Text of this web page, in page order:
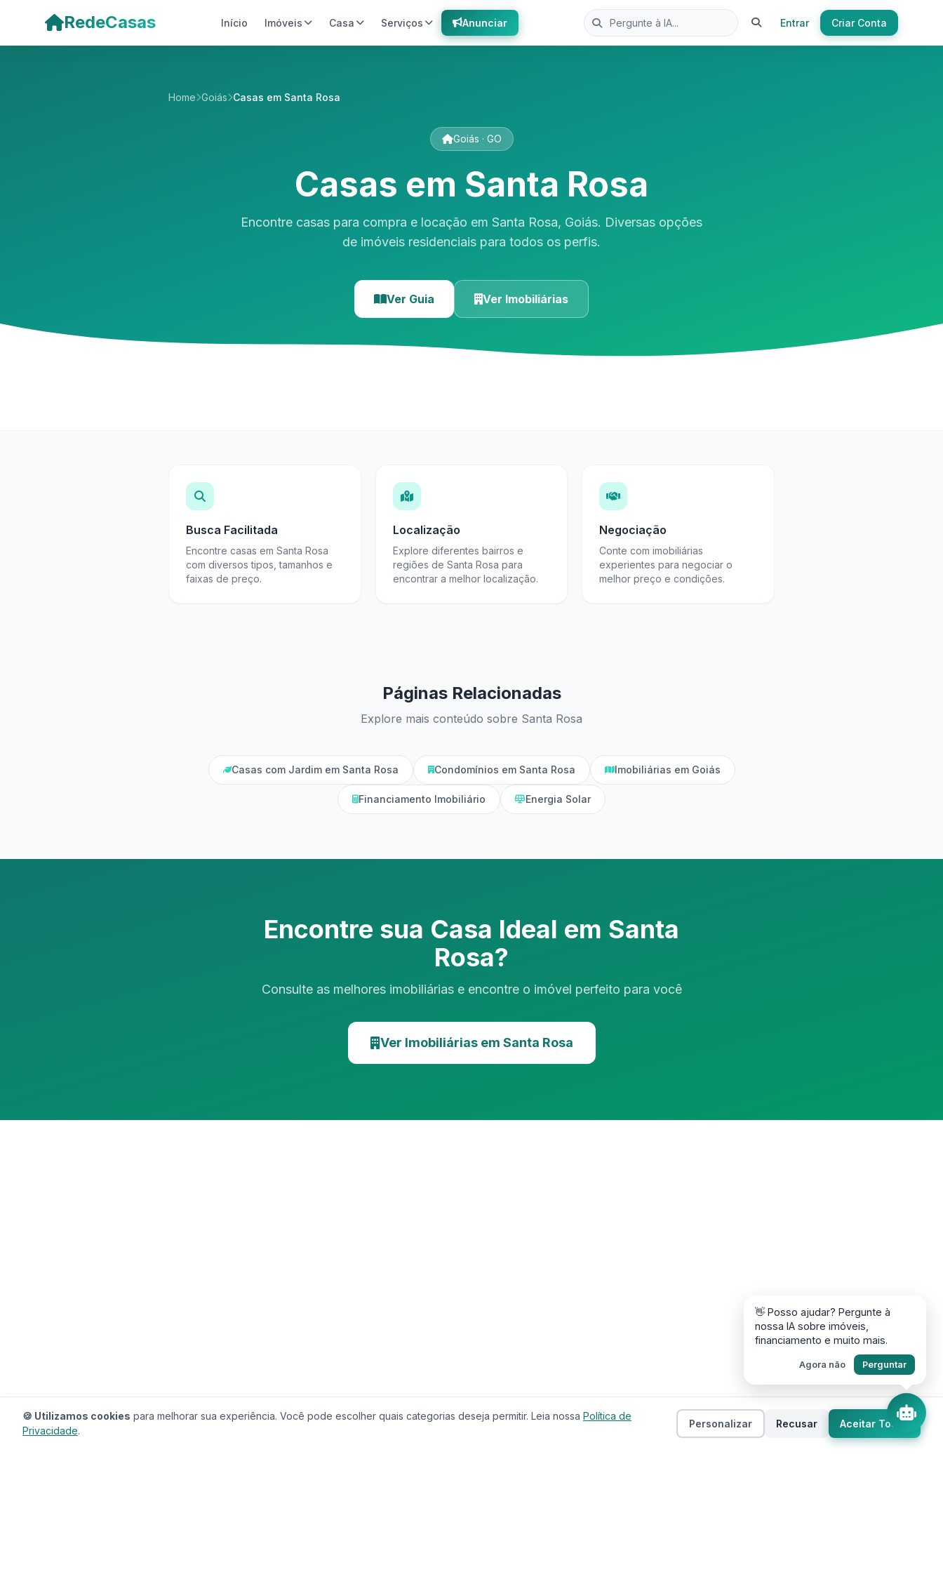
RedeCasas Início Imóveis Casa Serviços Anunciar Entrar Criar Conta
Home Goiás Casas em Santa Rosa
Goiás · GO
Casas em Santa Rosa
Encontre casas para compra e locação em Santa Rosa, Goiás. Diversas opções
de imóveis residenciais para todos os perfis.
Ver Guia Ver Imobiliárias
Busca Facilitada
Encontre casas em Santa Rosa
com diversos tipos, tamanhos e
faixas de preço.
Localização
Explore diferentes bairros e
regiões de Santa Rosa para
encontrar a melhor localização.
Negociação
Conte com imobiliárias
experientes para negociar o
melhor preço e condições.
Páginas Relacionadas
Explore mais conteúdo sobre Santa Rosa
Casas com Jardim em Santa Rosa Condomínios em Santa Rosa Imobiliárias em Goiás
Financiamento Imobiliário Energia Solar
Encontre sua Casa Ideal em Santa
Rosa?
Consulte as melhores imobiliárias e encontre o imóvel perfeito para você
Ver Imobiliárias em Santa Rosa
🍪 Utilizamos cookies para melhorar sua experiência. Você pode escolher quais categorias deseja permitir. Leia nossa Política de
Privacidade.
Personalizar Recusar Aceitar Todos
👋 Posso ajudar? Pergunte à
nossa IA sobre imóveis,
financiamento e muito mais.
Agora não Perguntar